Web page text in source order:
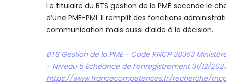
Le titulaire du BTS gestion de la PME seconde le
d’une PME-PMI. Il remplit des fonctions
communication mais aussi d’aide à la décision.
BTS Gestion de la PME - Code RNCP 38363
- Niveau 5 Échéance de l’enregistrement 31/12/
https://www.francecompetences.fr/recherche/